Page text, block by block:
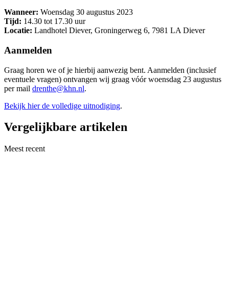
Wanneer: Woensdag 30 augustus 2023
Tijd: 14.30 tot 17.30 uur
Locatie: Landhotel Diever, Groningerweg 6, 7981 LA Diever
Aanmelden
Graag horen we of je hierbij aanwezig bent. Aanmelden (inclusief
eventuele vragen) ontvangen wij graag vóór woensdag 23 augustus
per mail drenthe@khn.nl.
Bekijk hier de volledige uitnodiging.
Vergelijkbare artikelen
Meest recent